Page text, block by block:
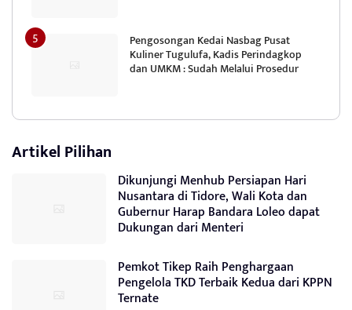
Pengosongan Kedai Nasbag Pusat
Kuliner Tugulufa, Kadis Perindagkop
dan UMKM : Sudah Melalui Prosedur
Artikel Pilihan
Dikunjungi Menhub Persiapan Hari
Nusantara di Tidore, Wali Kota dan
Gubernur Harap Bandara Loleo dapat
Dukungan dari Menteri
Pemkot Tikep Raih Penghargaan
Pengelola TKD Terbaik Kedua dari KPPN
Ternate